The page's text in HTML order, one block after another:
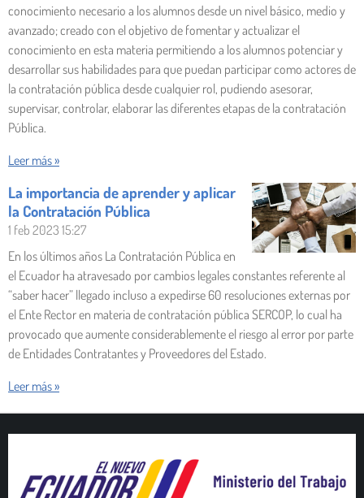
conocimiento necesario a los alumnos desde un nivel básico, medio y
avanzado; creado con el objetivo de fomentar y actualizar el
conocimiento en esta materia permitiendo a los alumnos potenciar y
desarrollar sus habilidades para que puedan participar como actores de
la contratación pública desde cualquier rol, pudiendo asesorar,
supervisar, controlar, elaborar las diferentes etapas de la contratación
Pública.
Leer más »
La importancia de aprender y aplicar
la Contratación Pública
1 feb 2023 15:27
En los últimos años La Contratación Pública en
el Ecuador ha atravesado por cambios legales constantes referente al
“saber hacer” llegado incluso a expedirse 60 resoluciones externas por
el Ente Rector en materia de contratación pública SERCOP, lo cual ha
provocado que aumente considerablemente el riesgo al error por parte
de Entidades Contratantes y Proveedores del Estado.
Leer más »